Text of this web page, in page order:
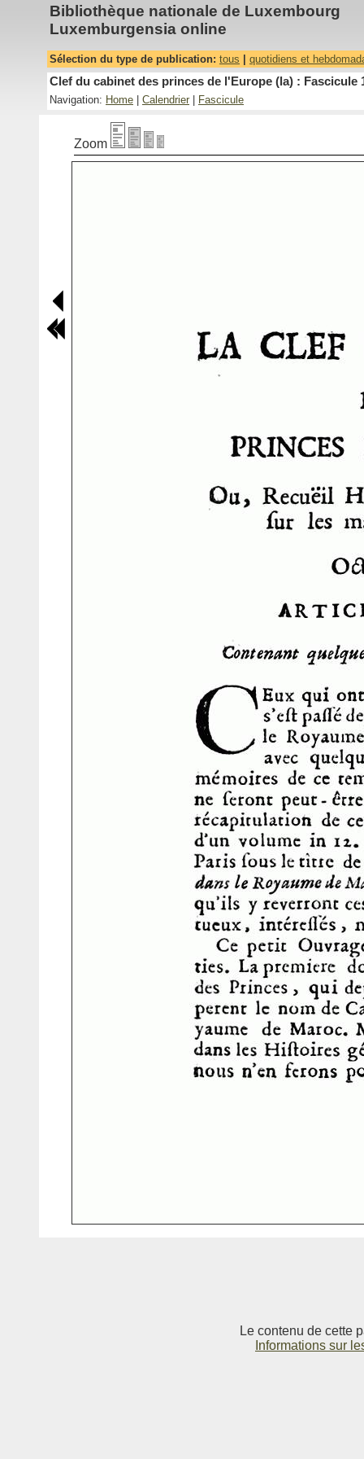
Bibliothèque nationale de Luxembourg
Luxemburgensia online
Sélection du type de publication: tous quotidiens et
Clef du cabinet des princes de l'Europe (la) : Fascicule
Navigation: Home Calendrier Fascicule
Zoom
Le contenu de cette
Informations sur